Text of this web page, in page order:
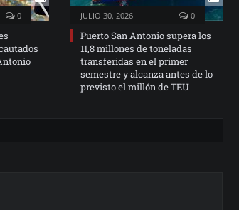
0 JULIO 30, 2026 0
Puerto San Antonio supera los
11,8 millones de toneladas
transferidas en el primer
semestre y alcanza antes de lo
previsto el millón de TEU